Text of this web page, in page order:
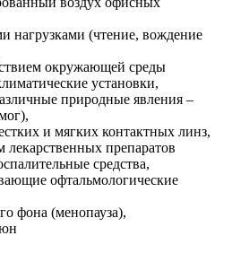
нагрузками (чтение, вождение
окружающей среды
установки,
природные явления –
и мягких контактных линз,
препаратов
средства,
офтальмологические
фона (менопауза),